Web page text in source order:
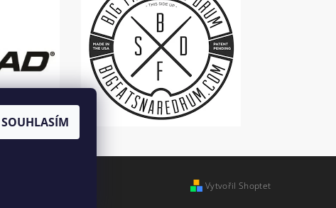
Vytvořil Shoptet
SOUHLASÍM